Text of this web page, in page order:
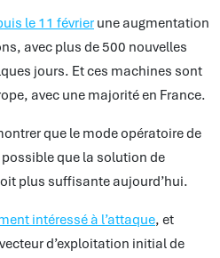
le 11 février une augmentation
avec plus de 500 nouvelles
jours. Et ces machines sont
avec une majorité en France.
que le mode opératoire de
possible que la solution de
plus suffisante aujourd’hui.
intéressé à l’attaque, et
d’exploitation initial de